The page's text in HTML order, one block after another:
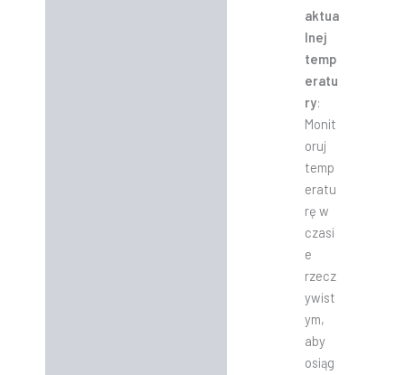
aktua
lnej
temp
eratu
ry:
Monit
oruj
temp
eratu
rę w
czasi
e
rzecz
ywist
ym,
aby
osiąg